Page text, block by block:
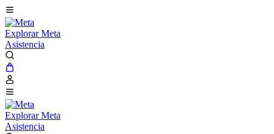
Explorar Meta
Asistencia
Explorar Meta
Asistencia